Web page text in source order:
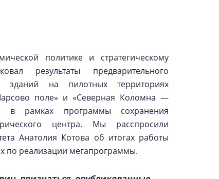
политике и стратегическому
результаты предварительного
зданий на пилотных территориях
поле» и «Северная Коломна —
в рамках программы сохранения
центра. Мы расспросили
Анатолия Котова об итогах работы
по реализации мегапрограммы.
технологиях и корпоративной
культуре рассказывает
гендиректор STAVNI Александр
Свинолобов